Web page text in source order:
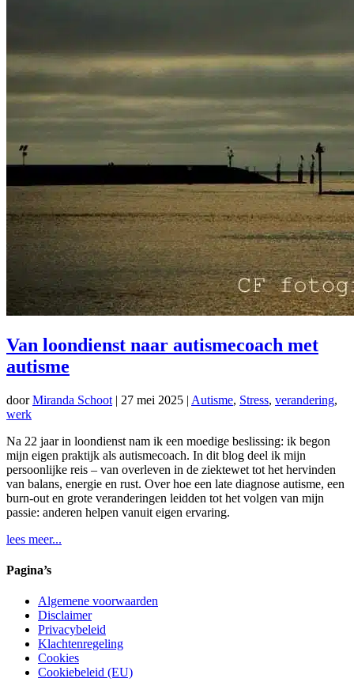
Van loondienst naar autismecoach met
autisme
doorMiranda Schoot | 27 mei 2025 | Autisme, Stress, verandering,
werk
Na 22 jaar in loondienst nam ik een moedige beslissing: ik begon
mijn eigen praktijk als autismecoach. In dit blog deel ik mijn
persoonlijke reis – van overleven in de ziektewet tot het hervinden
van balans, energie en rust. Over hoe een late diagnose autisme, een
burn-out en grote veranderingen leidden tot het volgen van mijn
passie: anderen helpen vanuit eigen ervaring.
lees meer...
Pagina’s
Algemene voorwaarden
Disclaimer
Privacybeleid
Klachtenregeling
Cookies
Cookiebeleid (EU)